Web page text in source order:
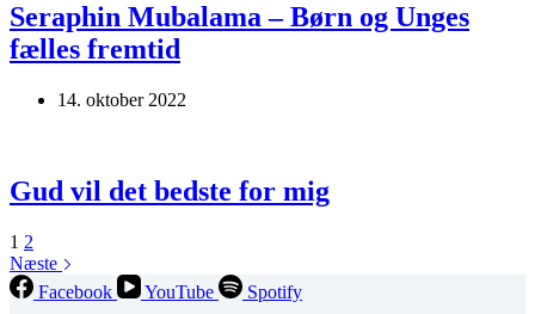
Seraphin Mubalama – Børn og Unges
fælles fremtid
14. oktober 2022
Gud vil det bedste for mig
1 2
Næste
Facebook
YouTube Spotify